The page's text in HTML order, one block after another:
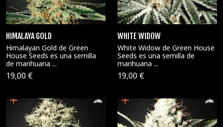
HIMALAYA GOLD
Himalayan Gold de Green
House Seeds es una semilla
de marihuana ...
19,00 €
WHITE WIDOW
White Widow de Green House
Seeds es una semilla de
marihuana ...
19,00 €